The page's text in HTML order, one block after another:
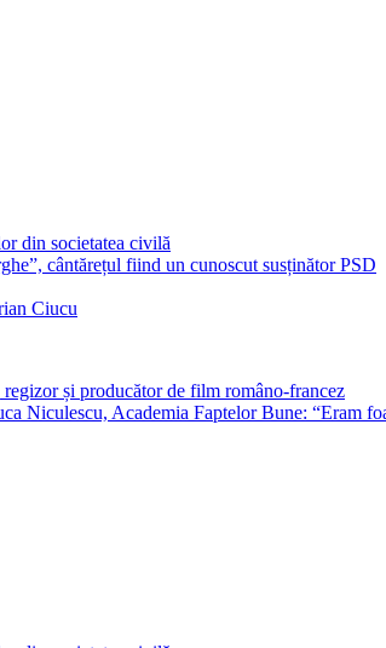
din societatea civilă
cântărețul fiind un cunoscut susținător PSD
Ciucu
și producător de film româno-francez
Niculescu, Academia Faptelor Bune: “Eram